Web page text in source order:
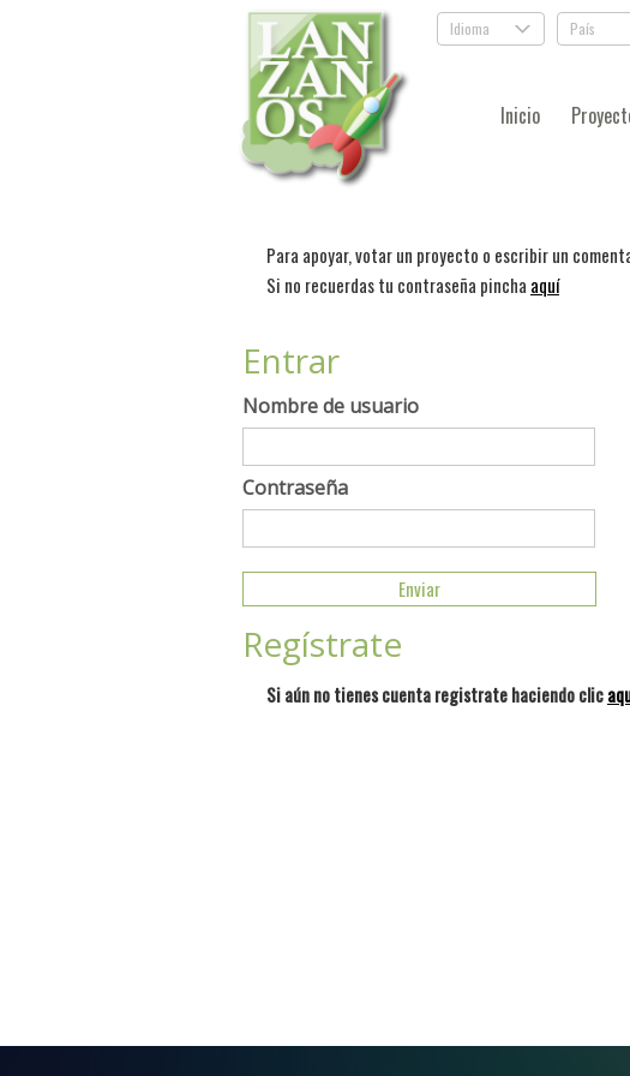
Idioma . País
Inicio
Para apoyar, votar un proyecto o escribir un
Si no recuerdas tu contraseña pincha aquí
Entrar
Nombre de usuario
Contraseña
Regístrate
Si aún no tienes cuenta registrate haciendo clic